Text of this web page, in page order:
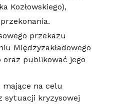
Kozłowskiego),
przekazu
Międzyzakładowego
publikować jego
mające na celu
sytuacji kryzysowej